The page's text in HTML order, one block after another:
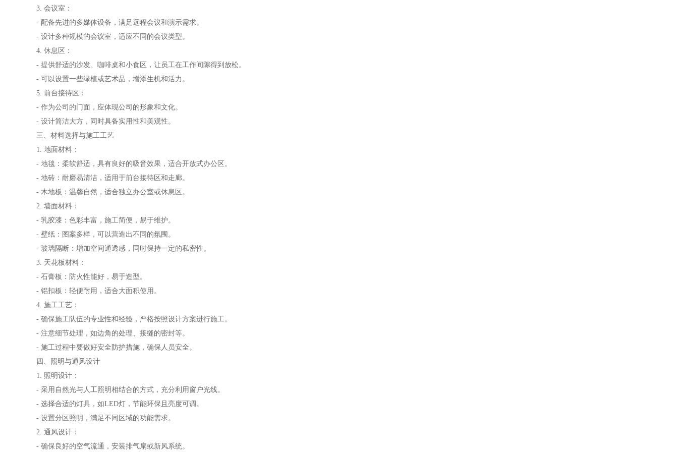
3. 会议室：
- 配备先进的多媒体设备，满足远程会议和演示需求。
- 设计多种规模的会议室，适应不同的会议类型。
4. 休息区：
- 提供舒适的沙发、咖啡桌和小食区，让员工在工作间隙得到放松。
- 可以设置一些绿植或艺术品，增添生机和活力。
5. 前台接待区：
- 作为公司的门面，应体现公司的形象和文化。
- 设计简洁大方，同时具备实用性和美观性。
三、材料选择与施工工艺
1. 地面材料：
- 地毯：柔软舒适，具有良好的吸音效果，适合开放式办公区。
- 地砖：耐磨易清洁，适用于前台接待区和走廊。
- 木地板：温馨自然，适合独立办公室或休息区。
2. 墙面材料：
- 乳胶漆：色彩丰富，施工简便，易于维护。
- 壁纸：图案多样，可以营造出不同的氛围。
- 玻璃隔断：增加空间通透感，同时保持一定的私密性。
3. 天花板材料：
- 石膏板：防火性能好，易于造型。
- 铝扣板：轻便耐用，适合大面积使用。
4. 施工工艺：
- 确保施工队伍的专业性和经验，严格按照设计方案进行施工。
- 注意细节处理，如边角的处理、接缝的密封等。
- 施工过程中要做好安全防护措施，确保人员安全。
四、照明与通风设计
1. 照明设计：
- 采用自然光与人工照明相结合的方式，充分利用窗户光线。
- 选择合适的灯具，如LED灯，节能环保且亮度可调。
- 设置分区照明，满足不同区域的功能需求。
2. 通风设计：
- 确保良好的空气流通，安装排气扇或新风系统。